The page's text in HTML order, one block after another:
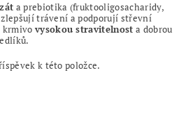
a prebiotika (fruktooligosacharidy,
trávení a podporují střevní
krmivo vysokou stravitelnost a dobrou
k této položce.